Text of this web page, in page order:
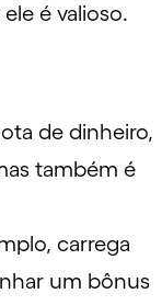
é valioso.
de dinheiro,
também é
carrega
um bônus